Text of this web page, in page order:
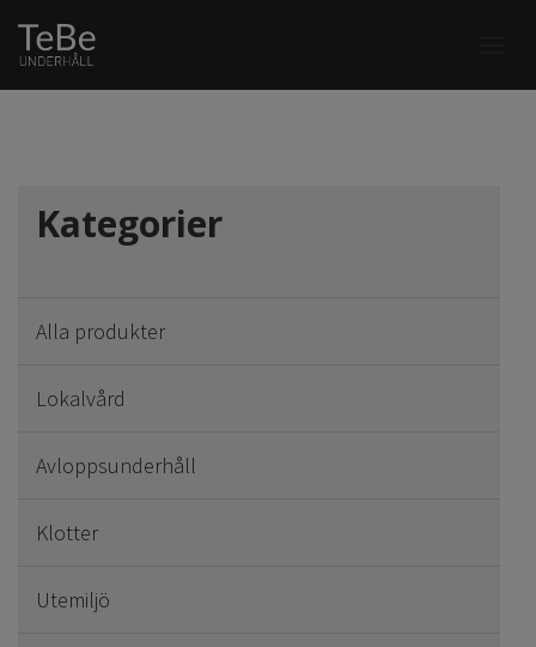
Kategorier
Alla produkter
Lokalvård
Avloppsunderhåll
Klotter
Utemiljö